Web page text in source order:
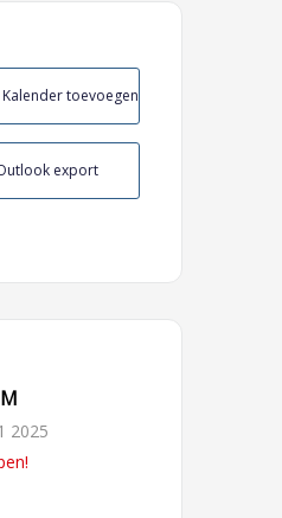
toevoegen
export
2025